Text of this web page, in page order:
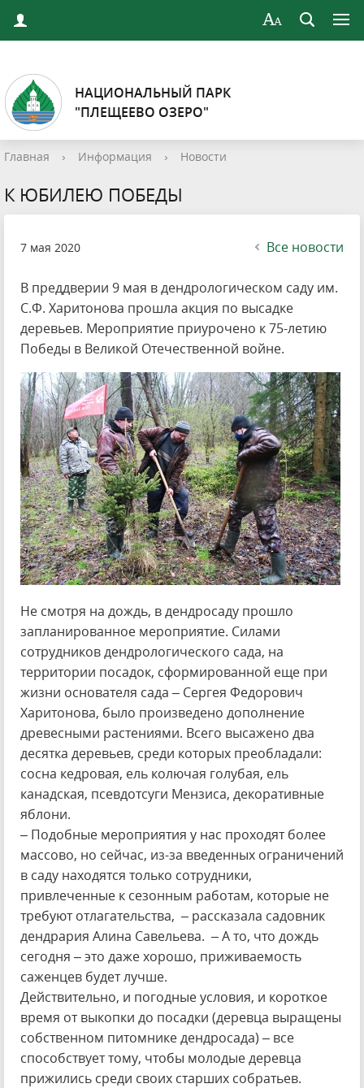
НАЦИОНАЛЬНЫЙ ПАРК
"ПЛЕЩЕЕВО ОЗЕРО"
Главная › Информация › Новости
К ЮБИЛЕЮ ПОБЕДЫ
7 мая 2020 Все новости
В преддверии 9 мая в дендрологическом саду им.
С.Ф. Харитонова прошла акция по высадке
деревьев. Мероприятие приурочено к 75-летию
Победы в Великой Отечественной войне.
Не смотря на дождь, в дендросаду прошло
запланированное мероприятие. Силами
сотрудников дендрологического сада, на
территории посадок, сформированной еще при
жизни основателя сада – Сергея Федорович
Харитонова, было произведено дополнение
древесными растениями. Всего высажено два
десятка деревьев, среди которых преобладали:
сосна кедровая, ель колючая голубая, ель
канадская, псевдотсуги Мензиса, декоративные
яблони.
– Подобные мероприятия у нас проходят более
массово, но сейчас, из-за введенных ограничений
в саду находятся только сотрудники,
привлеченные к сезонным работам, которые не
требуют отлагательства, – рассказала садовник
дендрария Алина Савельева. – А то, что дождь
сегодня – это даже хорошо, приживаемость
саженцев будет лучше.
Действительно, и погодные условия, и короткое
время от выкопки до посадки (деревца выращены
собственном питомнике дендросада) – все
способствует тому, чтобы молодые деревца
прижились среди своих старших собратьев.